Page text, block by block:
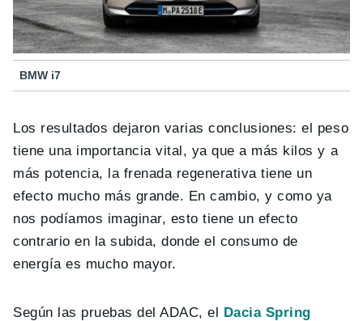
BMW i7
Los resultados dejaron varias conclusiones: el peso
tiene una importancia vital, ya que a más kilos y a
más potencia, la frenada regenerativa tiene un
efecto mucho más grande. En cambio, y como ya
nos podíamos imaginar, esto tiene un efecto
contrario en la subida, donde el consumo de
energía es mucho mayor.
Según las pruebas del ADAC, el Dacia Spring